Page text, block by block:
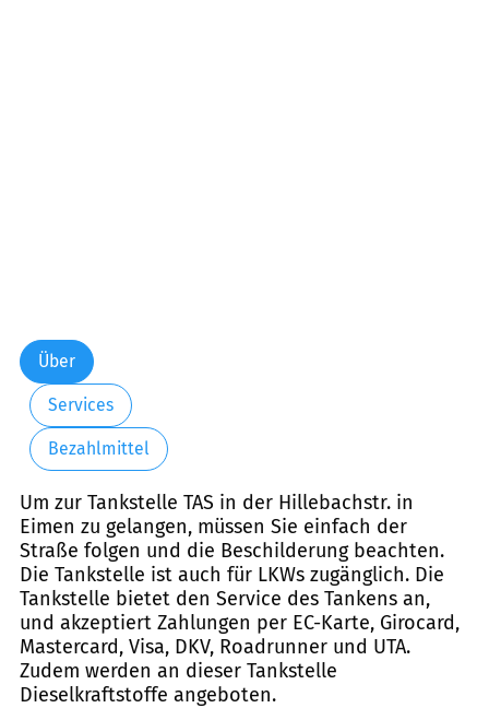
Über
Services
Bezahlmittel
Um zur Tankstelle TAS in der Hillebachstr. in
Eimen zu gelangen, müssen Sie einfach der
Straße folgen und die Beschilderung beachten.
Die Tankstelle ist auch für LKWs zugänglich. Die
Tankstelle bietet den Service des Tankens an,
und akzeptiert Zahlungen per EC-Karte, Girocard,
Mastercard, Visa, DKV, Roadrunner und UTA.
Zudem werden an dieser Tankstelle
Dieselkraftstoffe angeboten.